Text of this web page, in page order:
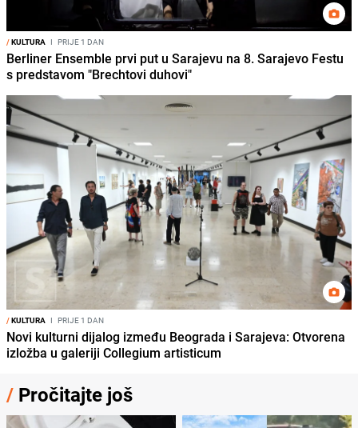
/KULTURA I PRIJE 1 DAN
Berliner Ensemble prvi put u Sarajevu na 8. Sarajevo Festu
s predstavom "Brechtovi duhovi"
/KULTURA I PRIJE 1 DAN
Novi kulturni dijalog između Beograda i Sarajeva: Otvorena
izložba u galeriji Collegium artisticum
/ Pročitajte još